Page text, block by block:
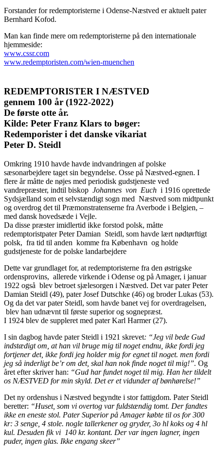
Forstander for redemptoristerne i Odense-Næstved er aktuelt pater
Bernhard Kofod.
Man kan finde mere om redemptoristerne på den internationale
hjemmeside:
www.cssr.com
www.redemptoristen.com/wien-muenchen
REDEMPTORISTER I NÆSTVED
gennem 100 år (1922-2022)
De første otte år.
Kilde: Peter Franz Klars to bøger:
Redemporister i det danske vikariat
Peter D. Steidl
Omkring 1910 havde havde indvandringen af polske
sæsonarbejdere taget sin begyndelse. Osse på Næstved-egnen. I
flere år måtte de nøjes med periodisk gudstjeneste ved
vandrepræster, indtil biskop Johannes von Euch i 1916 oprettede
Sydsjælland som et selvstændigt sogn med Næstved som midtpunkt
og overdrog det til Præmonstra­tenserne fra Averbode i Belgien, –
med dansk hovedsæde i Vejle.
Da disse præster imidlertid ikke forstod polsk, måtte
redemptoristpater Peter Damian Steidl, som havde lært nødtørftigt
polsk, fra tid til anden komme fra København og holde
gudstjeneste for de polske landarbejdere
Dette var grundlaget for, at redemptoristerne fra den østrigske
ordensprovins, allerede virkende i Odense og på Amager, i januar
1922 også blev betroet sjælesorgen i Næstved. Det var pater Peter
Damian Steidl (49), pater Josef Dutschke (46) og broder Lukas (53).
Og da det var pater Steidl, som havde banet vej for overdragelsen,
blev han udnævnt til første superior og sognepræst.
I 1924 blev de suppleret med pater Karl Harmer (27).
I sin dagbog havde pater Steidl i 1921 skrevet: “Jeg vil bede Gud
indstædigt om, at han vil bruge mig til noget endnu, ikke fordi jeg
fortjener det, ikke fordi jeg holder mig for egnet til noget. men fordi
jeg så inderligt be’r om det, skal han nok finde noget til mig!”. Og
året efter skriver han: “Gud har fundet noget til mig. Han her tildelt
os NÆSTVED for min skyld. Det er et vidunder af bønhørelse!”
Det ny ordenshus i Næstved begyndte i stor fattigdom. Pater Steidl
beretter: “Huset, som vi overtog var fuldstændig tomt. Der fandtes
ikke en eneste stol. Pater Superior på Amager købte til os for 300
kr: 3 senge, 4 stole. nogle tallerkener og gryder, 3o hl koks og 4 hl
kul. Desuden fik vi 140 kr. kontant. Der var ingen lagner, ingen
puder, ingen glas. Ikke engang skeer”